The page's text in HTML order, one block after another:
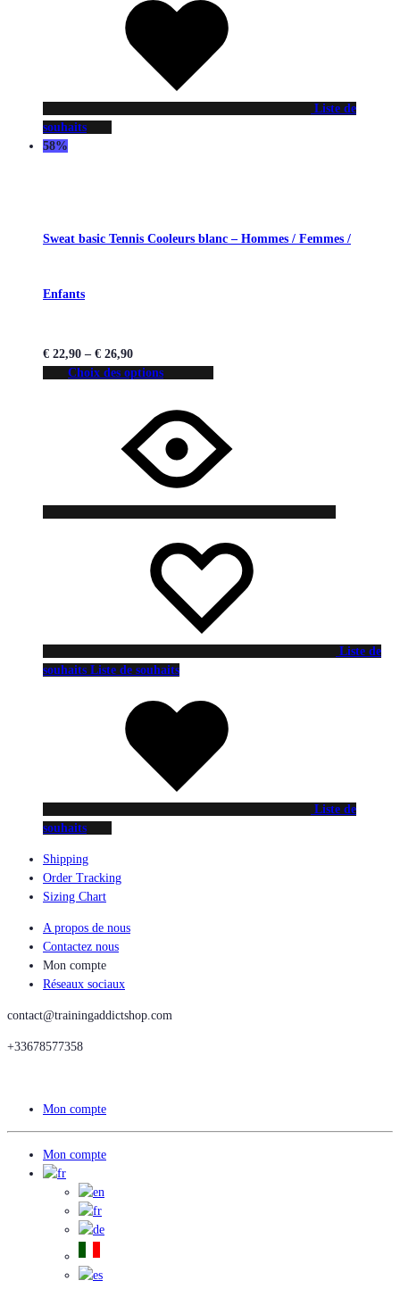
Liste de
souhaits
58%
Sweat basic Tennis Cooleurs blanc – Hommes / Femmes /
Enfants
€ 22,90 – € 26,90
Choix des options
Liste de
souhaits Liste de souhaits
Liste de
souhaits
Shipping
Order Tracking
Sizing Chart
A propos de nous
Contactez nous
Mon compte
Réseaux sociaux
contact@trainingaddictshop.com
+33678577358
Mon compte
Mon compte